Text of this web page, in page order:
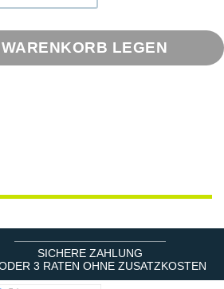
LEGEN
SICHERE ZAHLUNG
3 RATEN OHNE ZUSATZKOSTEN